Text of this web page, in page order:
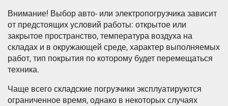
Внимание! Выбор авто- или электропогрузчика зависит
от предстоящих условий работы: открытое или
закрытое пространство, температура воздуха на
складах и в окружающей среде, характер выполняемых
работ, тип покрытия по которому будет перемещаться
техника.
Чаще всего складские погрузчики эксплуатируются
ограниченное время, однако в некоторых случаях